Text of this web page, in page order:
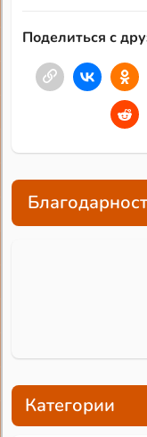
Поделиться с
Категории